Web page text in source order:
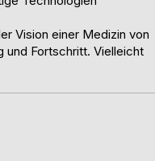
Vision einer Medizin von
und Fortschritt. Vielleicht